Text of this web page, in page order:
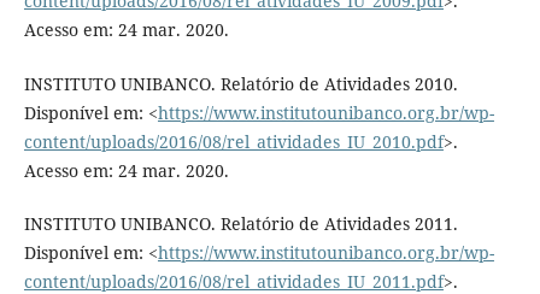
Acesso em: 24 mar. 2020.
INSTITUTO UNIBANCO. Relatório de Atividades 2010.
Disponível em: <https://www.institutounibanco.org.br/wp-
content/uploads/2016/08/rel_atividades_IU_2010.pdf>.
Acesso em: 24 mar. 2020.
INSTITUTO UNIBANCO. Relatório de Atividades 2011.
Disponível em: <https://www.institutounibanco.org.br/wp-
content/uploads/2016/08/rel_atividades_IU_2011.pdf>.